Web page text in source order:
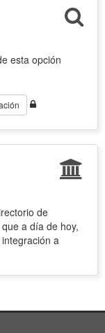
esta opción
de
a día de hoy,
a